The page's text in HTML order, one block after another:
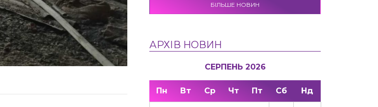
БІЛЬШЕ НОВИН
АРХІВ НОВИН
СЕРПЕНЬ 2026
Пн Вт Ср Чт Пт Сб Нд